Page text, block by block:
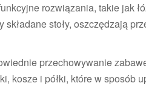
rozwiązania, takie jak
stoły, oszczędzają
przechowywanie
kosze i półki, które w sposób